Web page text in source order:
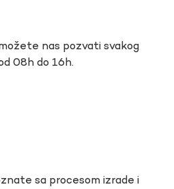
nas pozvati svakog
08h do 16h.
sa procesom izrade i